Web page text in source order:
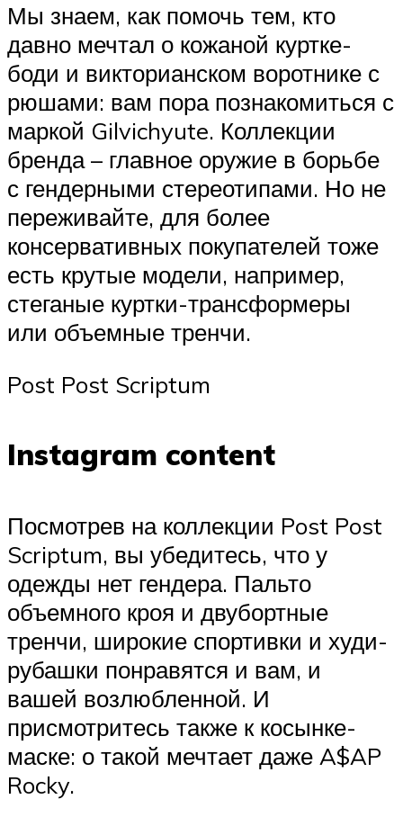
Мы знаем, как помочь тем, кто
давно мечтал о кожаной куртке-
боди и викторианском воротнике с
рюшами: вам пора познакомиться с
маркой Gilvichyute. Коллекции
бренда – главное оружие в борьбе
с гендерными стереотипами. Но не
переживайте, для более
консервативных покупателей тоже
есть крутые модели, например,
стеганые куртки-трансформеры
или объемные тренчи.
Post Post Scriptum
Instagram content
Посмотрев на коллекции Post Post
Scriptum, вы убедитесь, что у
одежды нет гендера. Пальто
объемного кроя и двубортные
тренчи, широкие спортивки и худи-
рубашки понравятся и вам, и
вашей возлюбленной. И
присмотритесь также к косынке-
маске: о такой мечтает даже A$AP
Rocky.